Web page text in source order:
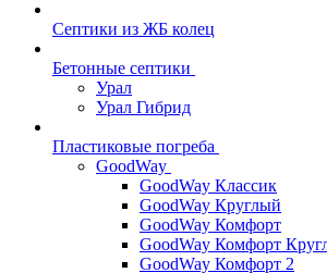
Септики из ЖБ колец
Бетонные септики
Урал
Урал Гибрид
Пластиковые погреба
GoodWay
GoodWay Классик
GoodWay Круглый
GoodWay Комфорт
GoodWay Комфорт
GoodWay Комфорт 2